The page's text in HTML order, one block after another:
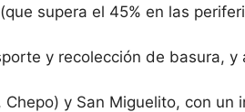
supera el 45% en las
y recolección de basura, y
y San Miguelito, con un